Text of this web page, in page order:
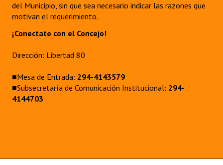
del Municipio, sin que sea necesario indicar las razones que
motivan el requerimiento.
¡Conectate con el Concejo!
Dirección: Libertad 80
■Mesa de Entrada: 294-4143579
■Subsecretaría de Comunicación Institucional: 294-
4144703